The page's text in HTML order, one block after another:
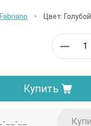
Fabriano • Цвет: Голубой
Купить